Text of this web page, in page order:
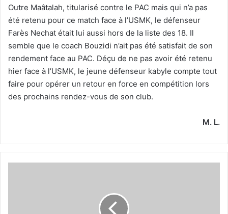
Outre Maâtalah, titularisé contre le PAC mais qui n’a pas
été retenu pour ce match face à l’USMK, le défenseur
Farès Nechat était lui aussi hors de la liste des 18. Il
semble que le coach Bouzidi n’ait pas été satisfait de son
rendement face au PAC. Déçu de ne pas avoir été retenu
hier face à l’USMK, le jeune défenseur kabyle compte tout
faire pour opérer un retour en force en compétition lors
des prochains rendez-vous de son club.
M. L.